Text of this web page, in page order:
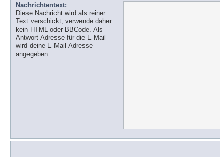
Nachrichtentext:
Diese Nachricht wird als reiner
Text verschickt, verwende daher
kein HTML oder BBCode. Als
Antwort-Adresse für die E-Mail
wird deine E-Mail-Adresse
angegeben.